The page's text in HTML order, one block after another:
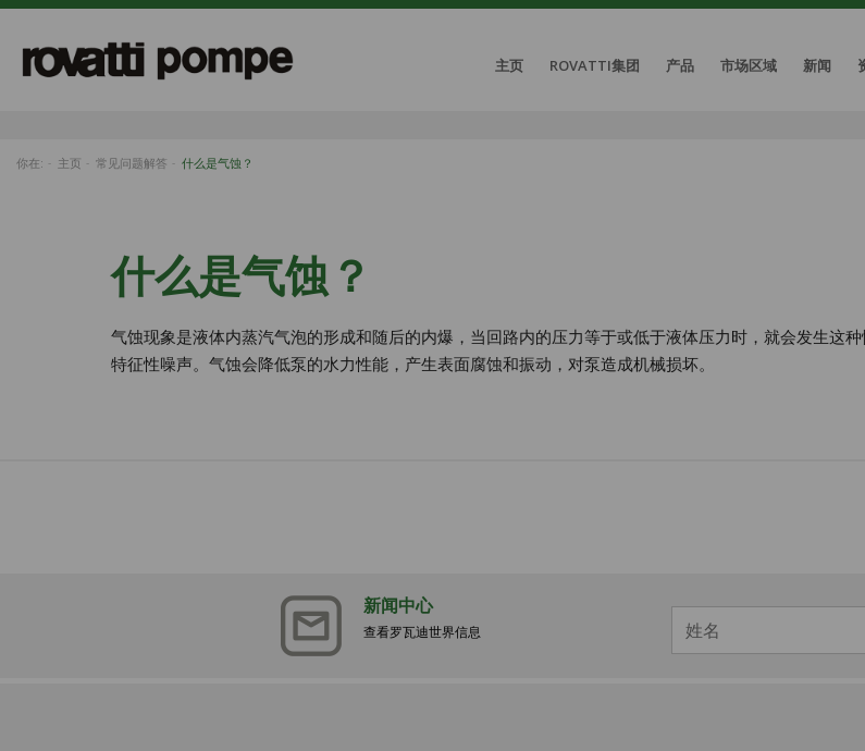
主页 ROVATTI集团 产品 市场区域 新闻
你在: 主页 常见问题解答 什么是气蚀？
什么是气蚀？
气蚀现象是液体内蒸汽气泡的形成和随后的内爆，当回路内的压力等于或低于液体压力时，就会发生这
特征性噪声。气蚀会降低泵的水力性能，产生表面腐蚀和振动，对泵造成机械损坏。
新闻中心
查看罗瓦迪世界信息